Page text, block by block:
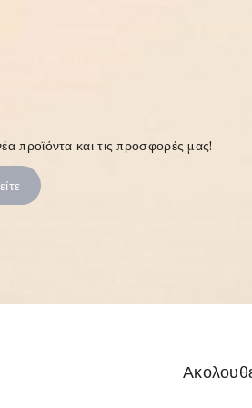
προϊόντα και τις προσφορές μας!